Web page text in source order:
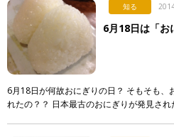
知る
6月18日は「お
6月18日が何故おにぎりの日？ そもそも、
れたの？？ 日本最古のおにぎりが発見さ